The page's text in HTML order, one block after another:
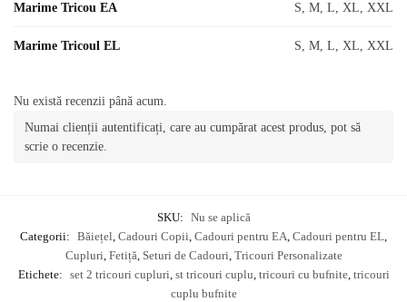
Marime Tricou EA S, M, L, XL, XXL
Marime Tricoul EL S, M, L, XL, XXL
Nu există recenzii până acum.
Numai clienții autentificați, care au cumpărat acest produs, pot să
scrie o recenzie.
SKU: Nu se aplică
Categorii: Băiețel, Cadouri Copii, Cadouri pentru EA, Cadouri pentru EL,
Cupluri, Fetiță, Seturi de Cadouri, Tricouri Personalizate
Etichete: set 2 tricouri cupluri, st tricouri cuplu, tricouri cu bufnite, tricouri
cuplu bufnite